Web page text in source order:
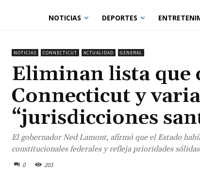
NOTICIAS DEPORTES
NOTICIAS CONNECTICUT ACTUALIDAD GENERAL
Eliminan lista que
Connecticut y
“jurisdicciones
El gobernador Ned Lamont, afirmó que el Estado
constitucionales federales y refleja prioridades
0 203